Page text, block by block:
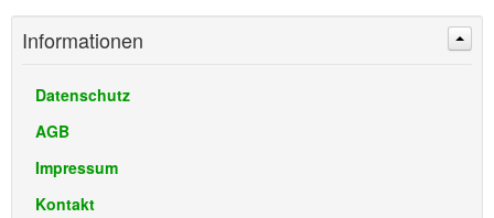
Informationen
Datenschutz
AGB
Impressum
Kontakt